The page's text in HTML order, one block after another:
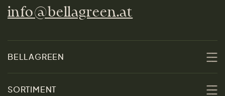
info@bellagreen.at
BELLAGREEN
Über uns
SORTIMENT